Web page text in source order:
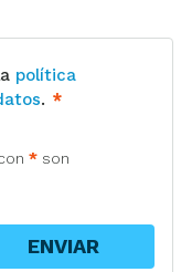
política
. *
*son
ENVIAR